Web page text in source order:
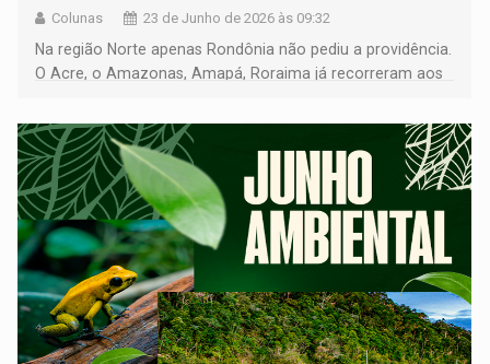
Colunas 23 de Junho de 2026 às 09:32
Na região Norte apenas Rondônia não pediu a providência.
O Acre, o Amazonas, Amapá, Roraima já recorreram aos